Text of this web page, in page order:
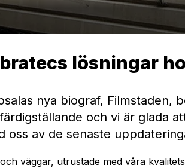
lösningar
nya biograf, Filmstaden,
och vi är glada
oss av de senaste
väggar, utrustade med våra